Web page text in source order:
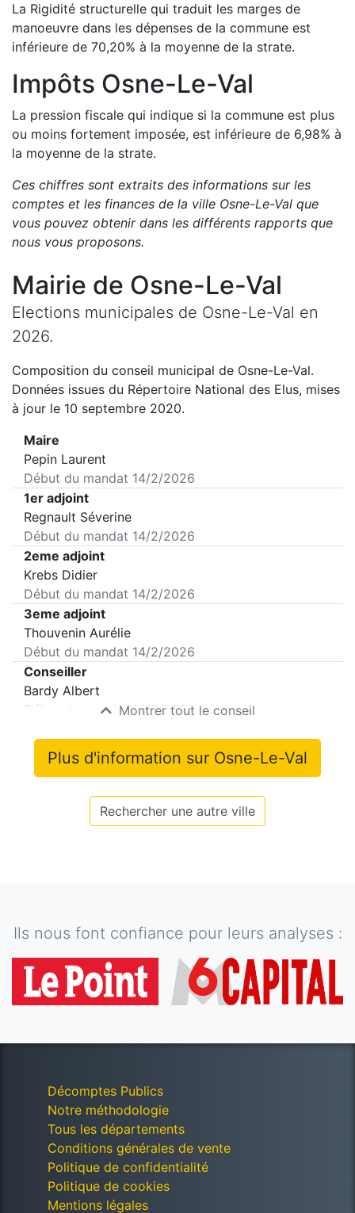
La Rigidité structurelle qui traduit les marges de
manoeuvre dans les dépenses de la commune est
inférieure de 70,20% à la moyenne de la strate.
Impôts Osne-Le-Val
La pression fiscale qui indique si la commune est plus
ou moins fortement imposée, est inférieure de 6,98% à
la moyenne de la strate.
Ces chiffres sont extraits des informations sur les
comptes et les finances de la ville Osne-Le-Val que
vous pouvez obtenir dans les différents rapports que
nous vous proposons.
Mairie de Osne-Le-Val
Elections municipales de Osne-Le-Val en
2026.
Composition du conseil municipal de Osne-Le-Val.
Données issues du Répertoire National des Elus, mises
à jour le 10 septembre 2020.
Maire
Pepin Laurent
Début du mandat 14/2/2026
1er adjoint
Regnault Séverine
Début du mandat 14/2/2026
2eme adjoint
Krebs Didier
Début du mandat 14/2/2026
3eme adjoint
Thouvenin Aurélie
Début du mandat 14/2/2026
Conseiller
Bardy Albert
Début du mandat14/2/2026
Montrer tout le conseil
Plus d'information sur Osne-Le-Val
Rechercher une autre ville
Ils nous font confiance pour leurs analyses :
Décomptes Publics
Notre méthodologie
Tous les départements
Conditions générales de vente
Politique de confidentialité
Politique de cookies
Mentions légales